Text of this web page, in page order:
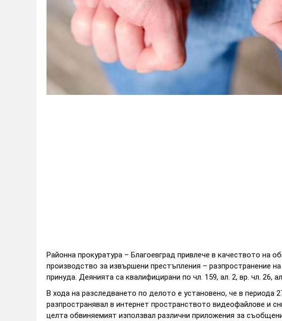
Районна прокуратура – Благоевград привлече в качеството на
производство за извършени престъпления – разпространение
принуда. Деянията са квалифицирани по чл. 159, ал. 2, вр. чл. 26,
В хода на разследването по делото е установено, че в периода
разпространявал в интернет пространството видеофайлове и
целта обвиняемият използвал различни приложения за